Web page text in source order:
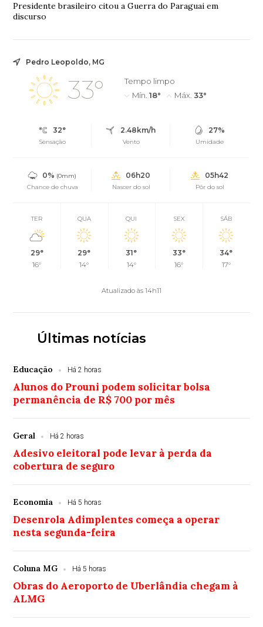
Presidente brasileiro citou a Guerra do Paraguai em
discurso
Pedro Leopoldo, MG
33°
Tempo limpo
Mín. 18° Máx. 33°
32°
Sensação
2.48km/h
Vento
27%
Umidade
0% (0mm)
Chance de chuva
06h20
Nascer do sol
05h42
Pôr do sol
TER
29°
16°
QUA
29°
14°
QUI
31°
14°
SEX
33°
16°
SÁB
34°
17°
Atualizado às 14h11
Últimas notícias
Educação Há 2 horas
Alunos do Prouni podem solicitar bolsa
permanência de R$ 700 por mês
Geral Há 2 horas
Adesivo eleitoral pode levar à perda da
cobertura de seguro
Economia Há 5 horas
Desenrola Adimplentes começa a operar
nesta segunda-feira
Coluna MG Há 5 horas
Obras do Aeroporto de Uberlândia chegam à
ALMG